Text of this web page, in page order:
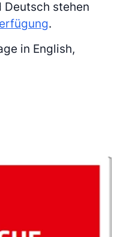
Deutsch stehen
.
in English,